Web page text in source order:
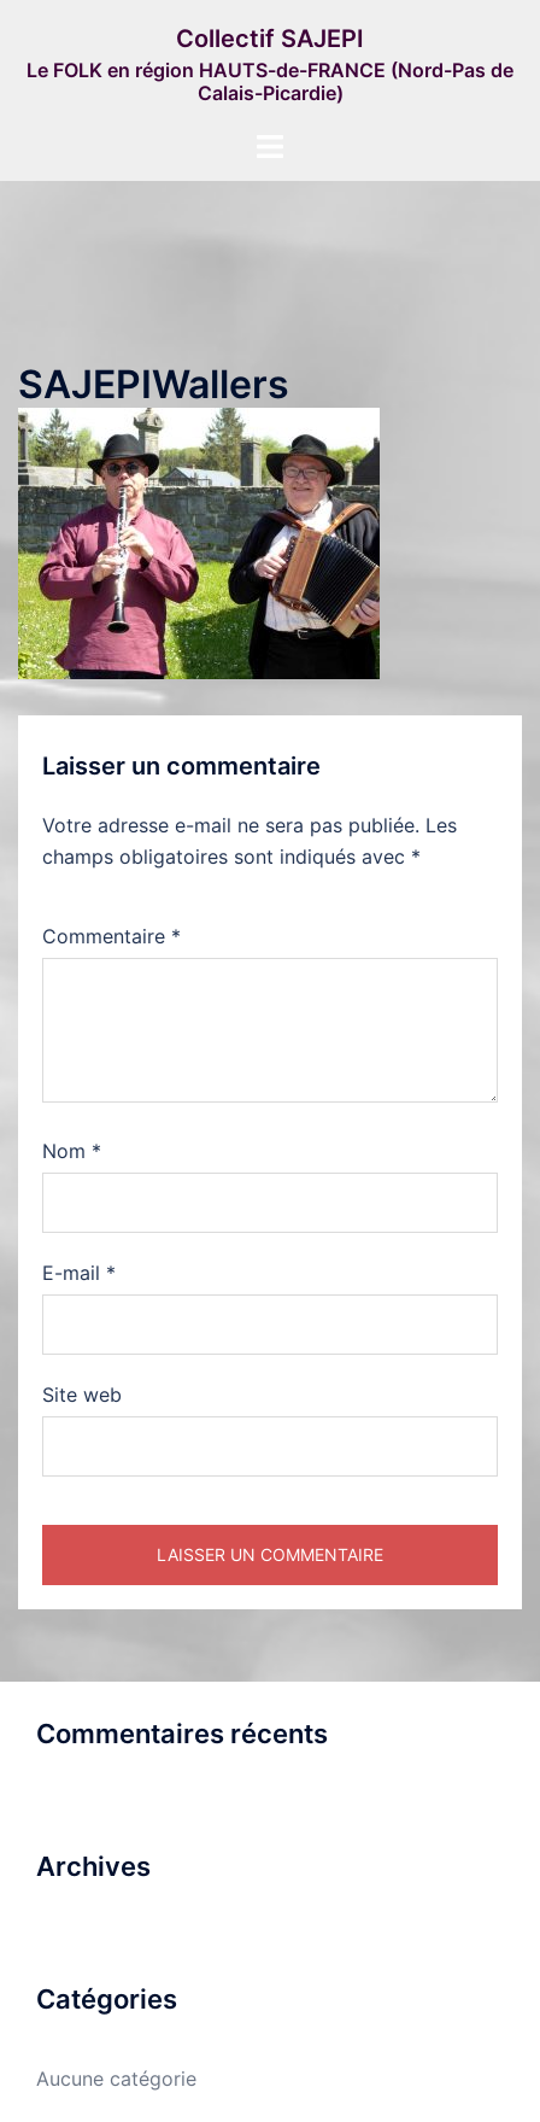
contenu
Collectif SAJEPI
Le FOLK en région HAUTS-de-FRANCE (Nord-Pas de
Calais-Picardie)
SAJEPIWallers
Laisser un commentaire
Votre adresse e-mail ne sera pas publiée. Les
champs obligatoires sont indiqués avec *
Commentaire *
Nom *
E-mail *
Site web
Commentaires récents
Archives
Catégories
Aucune catégorie